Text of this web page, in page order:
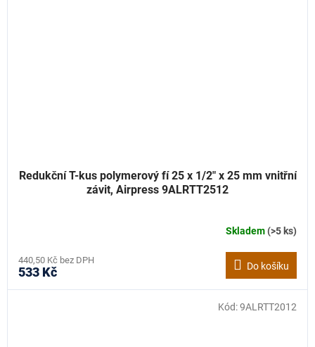
Redukční T-kus polymerový fí 25 x 1/2" x 25 mm vnitřní
závit, Airpress 9ALRTT2512
Skladem(>5 ks)
440,50 Kč bez DPH
533 Kč Do košíku
Kód:9ALRTT2012